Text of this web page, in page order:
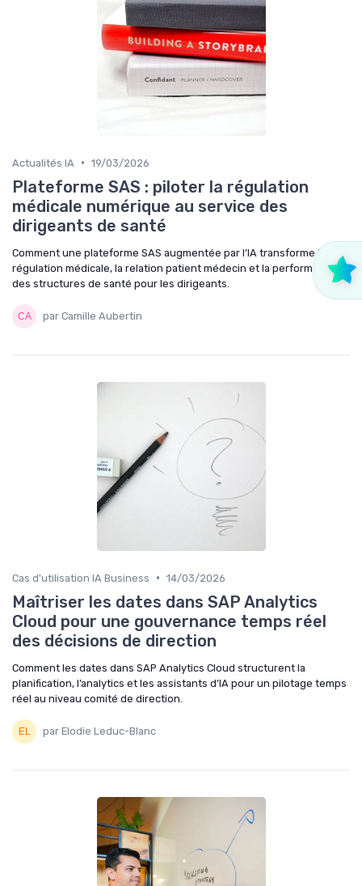
Actualités IA • 19/03/2026
Plateforme SAS : piloter la régulation
médicale numérique au service des
dirigeants de santé
Comment une plateforme SAS augmentée par l’IA transforme la
régulation médicale, la relation patient médecin et la performance
des structures de santé pour les dirigeants.
par Camille Aubertin
Cas d'utilisation IA Business • 14/03/2026
Maîtriser les dates dans SAP Analytics
Cloud pour une gouvernance temps réel
des décisions de direction
Comment les dates dans SAP Analytics Cloud structurent la
planification, l’analytics et les assistants d’IA pour un pilotage temps
réel au niveau comité de direction.
par Elodie Leduc-Blanc